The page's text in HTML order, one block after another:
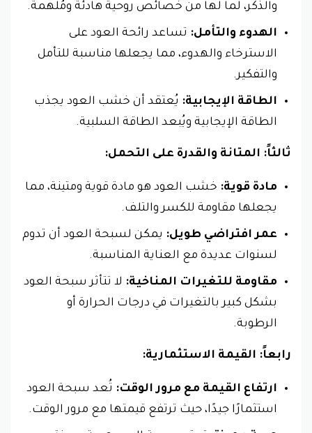
والذكر، لما لها من خصائص روحية هادئة ومُلهمة.
الهدوء والتأمل: تساعد رائحة العود على
الاسترخاء والهدوء، مما يجعلها مناسبة للتأمل
والتفكير.
الطاقة الإيجابية: يُعتقد أن خشب العود يجذب
الطاقة الإيجابية ويُبعد الطاقة السلبية.
ثالثاً: المتانة والقدرة على التحمل:
مادة قوية: خشب العود هو مادة قوية ومتينة، مما
يجعلها مقاومة للكسر والتلف.
عمر افتراضي طويل: يمكن لسبحة العود أن تدوم
لسنوات عديدة مع العناية المناسبة.
مقاومة للتغيرات المناخية: لا تتأثر سبحة العود
بشكل كبير بالتغيرات في درجات الحرارة أو
الرطوبة.
رابعاً: القيمة الاستثمارية:
ارتفاع القيمة مع مرور الوقت: تُعد سبحة العود
استثمارًا جيدًا، حيث ترتفع قيمتها مع مرور الوقت.